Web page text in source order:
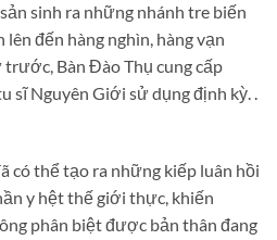
sinh ra những nhánh tre biến
đến hàng nghìn, hàng vạn
Bàn Đào Thụ cung cấp
sĩ Nguyên Giới sử dụng định kỳ. .
có thể tạo ra những kiếp luân hồi
y hệt thế giới thực, khiến
phân biệt được bản thân đang